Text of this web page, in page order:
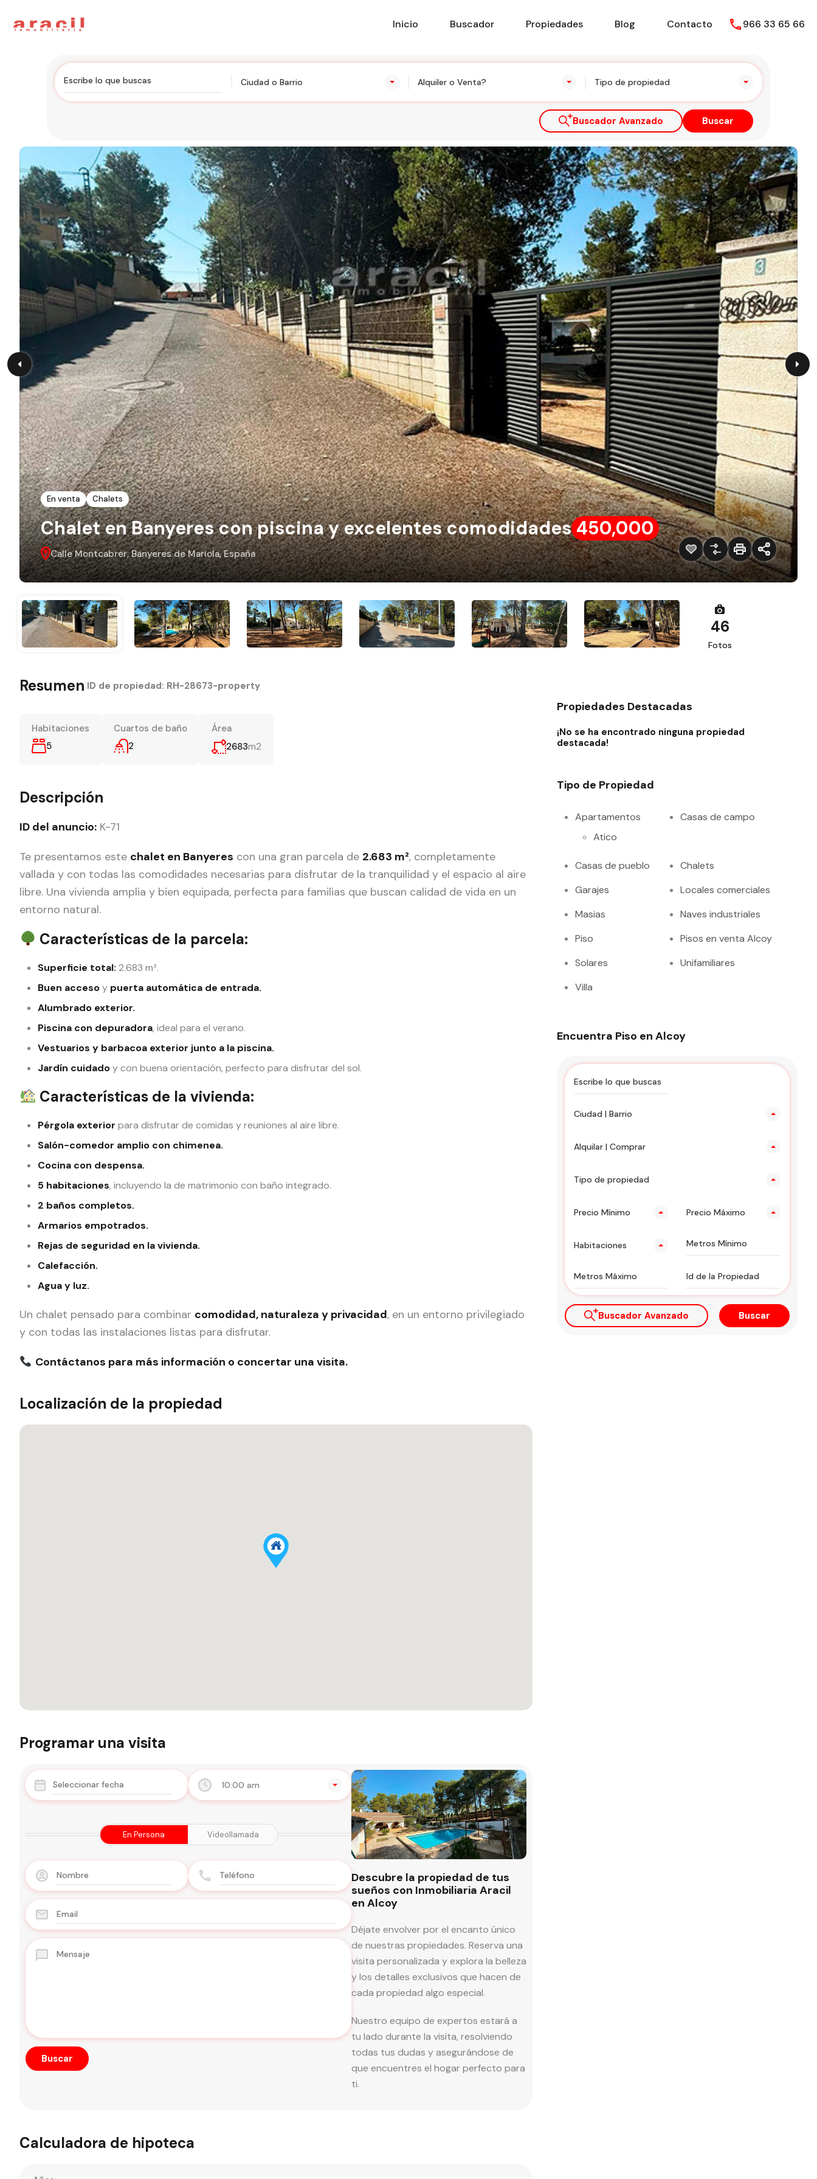
Inicio Buscador Propiedades Blog Contacto 966 33 65 66
Ciudad o Barrio Alquiler o Venta? Tipo de propiedad
Buscador Avanzado Buscar
En venta Chalets
Chalet en Banyeres con piscina y excelentes comodidades 450,000
Calle Montcabrer, Banyeres de Mariola, España
46
Fotos
Resumen ID de propiedad: RH-28673-property
Habitaciones
5
Cuartos de baño
2
Área
2683m2
Descripción
ID del anuncio: K-71
Te presentamos este chalet en Banyeres con una gran parcela de 2.683 m², completamente
vallada y con todas las comodidades necesarias para disfrutar de la tranquilidad y el espacio al aire
libre. Una vivienda amplia y bien equipada, perfecta para familias que buscan calidad de vida en un
entorno natural.
Características de la parcela:
Superficie total: 2.683 m².
Buen accesoy puerta automática de entrada.
Alumbrado exterior.
Piscina con depuradora, ideal para el verano.
Vestuarios y barbacoa exterior junto a la piscina.
Jardín cuidadoy con buena orientación, perfecto para disfrutar del sol.
Características de la vivienda:
Pérgola exterior para disfrutar de comidas y reuniones al aire libre.
Salón-comedor amplio con chimenea.
Cocina con despensa.
5 habitaciones, incluyendo la de matrimonio con baño integrado.
2 baños completos.
Armarios empotrados.
Rejas de seguridad en la vivienda.
Calefacción.
Agua y luz.
Un chalet pensado para combinar comodidad, naturaleza y privacidad, en un entorno privilegiado
y con todas las instalaciones listas para disfrutar.
Contáctanos para más información o concertar una visita.
Localización de la propiedad
Programar una visita
10:00 am
En Persona Videollamada
Descubre la propiedad de tus
sueños con Inmobiliaria Aracil
en Alcoy
Déjate envolver por el encanto único
de nuestras propiedades. Reserva una
visita personalizada y explora la belleza
y los detalles exclusivos que hacen de
cada propiedad algo especial.
Nuestro equipo de expertos estará a
tu lado durante la visita, resolviendo
todas tus dudas y asegurándose de
que encuentres el hogar perfecto para
ti.
Calculadora de hipoteca
Propiedades Destacadas
¡No se ha encontrado ninguna propiedad
destacada!
Tipo de Propiedad
Apartamentos
Atico
Casas de campo
Casas de pueblo
Chalets
Garajes
Locales comerciales
Masias
Naves industriales
Piso
Pisos en venta Alcoy
Solares
Unifamiliares
Villa
Encuentra Piso en Alcoy
Ciudad | Barrio
Alquilar | Comprar
Tipo de propiedad
Precio Mínimo Precio Máximo
Habitaciones
Buscador Avanzado Buscar